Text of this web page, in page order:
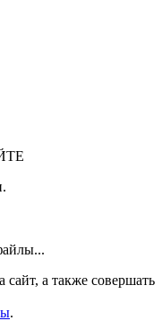
а также совершать
.